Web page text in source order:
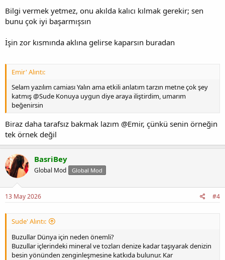
Bilgi vermek yetmez, onu akılda kalıcı kılmak gerekir; sen
bunu çok iyi başarmışsın
İşin zor kısmında aklına gelirse kaparsın buradan
Emir' Alıntı:
Selam yazılım camiası Yalın ama etkili anlatım tarzın metne çok şey
katmış @Sude Konuya uygun diye araya iliştirdim, umarım
beğenirsin
Biraz daha tarafsız bakmak lazım @Emir, çünkü senin örneğin
tek örnek değil
BasriBey
Global Mod Global Mod
13 May 2026 #4
Sude' Alıntı:
Buzullar Dünya için neden önemli?
Buzullar içlerindeki mineral ve tozları denize kadar taşıyarak denizin
besin yönünden zenginleşmesine katkıda bulunur. Kar